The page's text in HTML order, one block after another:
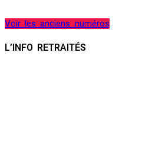
Voir les anciens numéros
L’INFO RETRAITÉS